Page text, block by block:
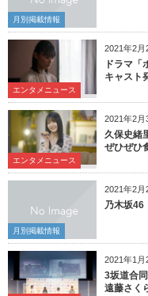
月別掲載情報
2021年2月
エンタメニュース
ドラマ
キャスト
2021年2月
エンタメニュース
久保史緒
ぜひぜひ
2021年2月
月別掲載情報
乃木坂46
2021年1月
3坂道合
遠藤さく